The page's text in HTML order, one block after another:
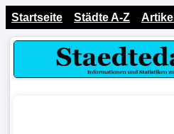
Startseite Städte A-Z Artikel